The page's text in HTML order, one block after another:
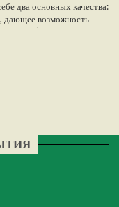
два основных качества:
дающее возможность
и улучшение
сгущению крови и